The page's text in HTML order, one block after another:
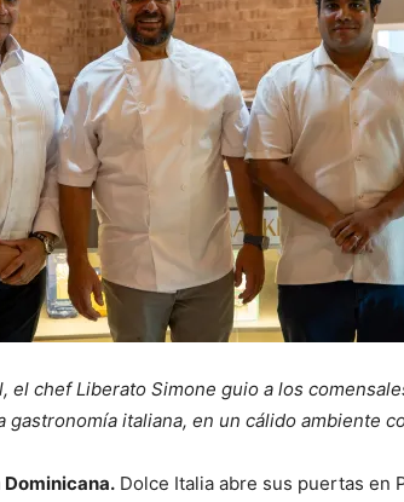
el chef Liberato Simone guio a los
gastronomía italiana, en un cálido ambiente
Dominicana. Dolce Italia abre sus puertas en